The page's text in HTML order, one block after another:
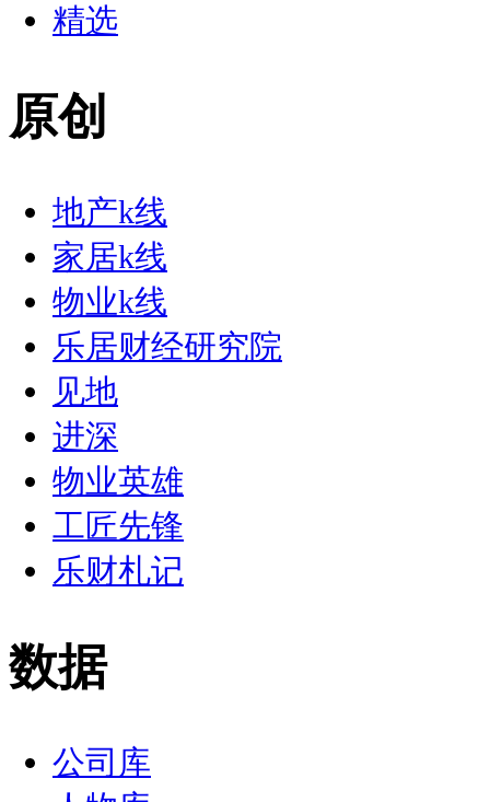
精选
原创
地产k线
家居k线
物业k线
乐居财经研究院
见地
进深
物业英雄
工匠先锋
乐财札记
数据
公司库